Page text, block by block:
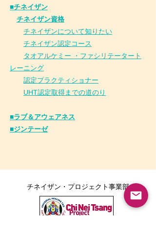
■チネイザン
チネイザン資格
チネイザンについて知りたい
チネイザン認定コース
タオアルケミー ・ファシリテータート
レーニング
認定プラクティショナー
UHT認定取得までの道のり
■ラブ＆アウェアネス
■ジンテーゼ
チネイザン・プロジェクト事業部